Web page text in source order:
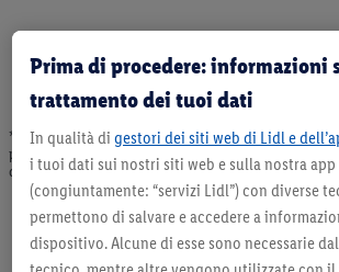
* Offerta valida fino ad esaurimento scorte. Tutti i prezzi
prodotti qui reclamizzati, soprattutto quelli non-food, non
dell’assortimento. Ill. dimostrativa.
Prima di procedere: informazioni
trattamento dei tuoi dati
In qualità di gestori dei siti web di Lidl e
i tuoi dati sui nostri siti web e sulla nostra app
(congiuntamente: “servizi Lidl”) con diverse
permettono di salvare e accedere a
dispositivo. Alcune di esse sono necessarie